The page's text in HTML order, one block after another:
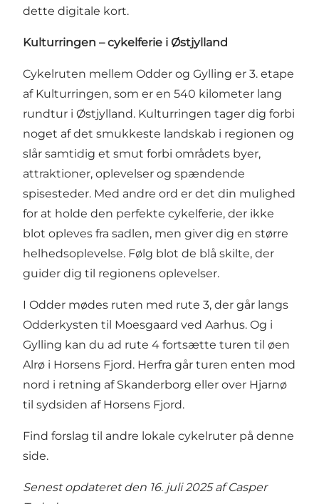
dette digitale kort.
Kulturringen – cykelferie i Østjylland
Cykelruten mellem Odder og Gylling er 3. etape
af Kulturringen, som er en 540 kilometer lang
rundtur i Østjylland. Kulturringen tager dig forbi
noget af det smukkeste landskab i regionen og
slår samtidig et smut forbi områdets byer,
attraktioner, oplevelser og spændende
spisesteder. Med andre ord er det din mulighed
for at holde den perfekte cykelferie, der ikke
blot opleves fra sadlen, men giver dig en større
helhedsoplevelse. Følg blot de blå skilte, der
guider dig til regionens oplevelser.
I Odder mødes ruten med rute 3, der går langs
Odderkysten til Moesgaard ved Aarhus. Og i
Gylling kan du ad rute 4 fortsætte turen til øen
Alrø i Horsens Fjord. Herfra går turen enten mod
nord i retning af Skanderborg eller over Hjarnø
til sydsiden af Horsens Fjord.
Find forslag til andre lokale cykelruter på denne
side.
Senest opdateret den 16. juli 2025 afCasper